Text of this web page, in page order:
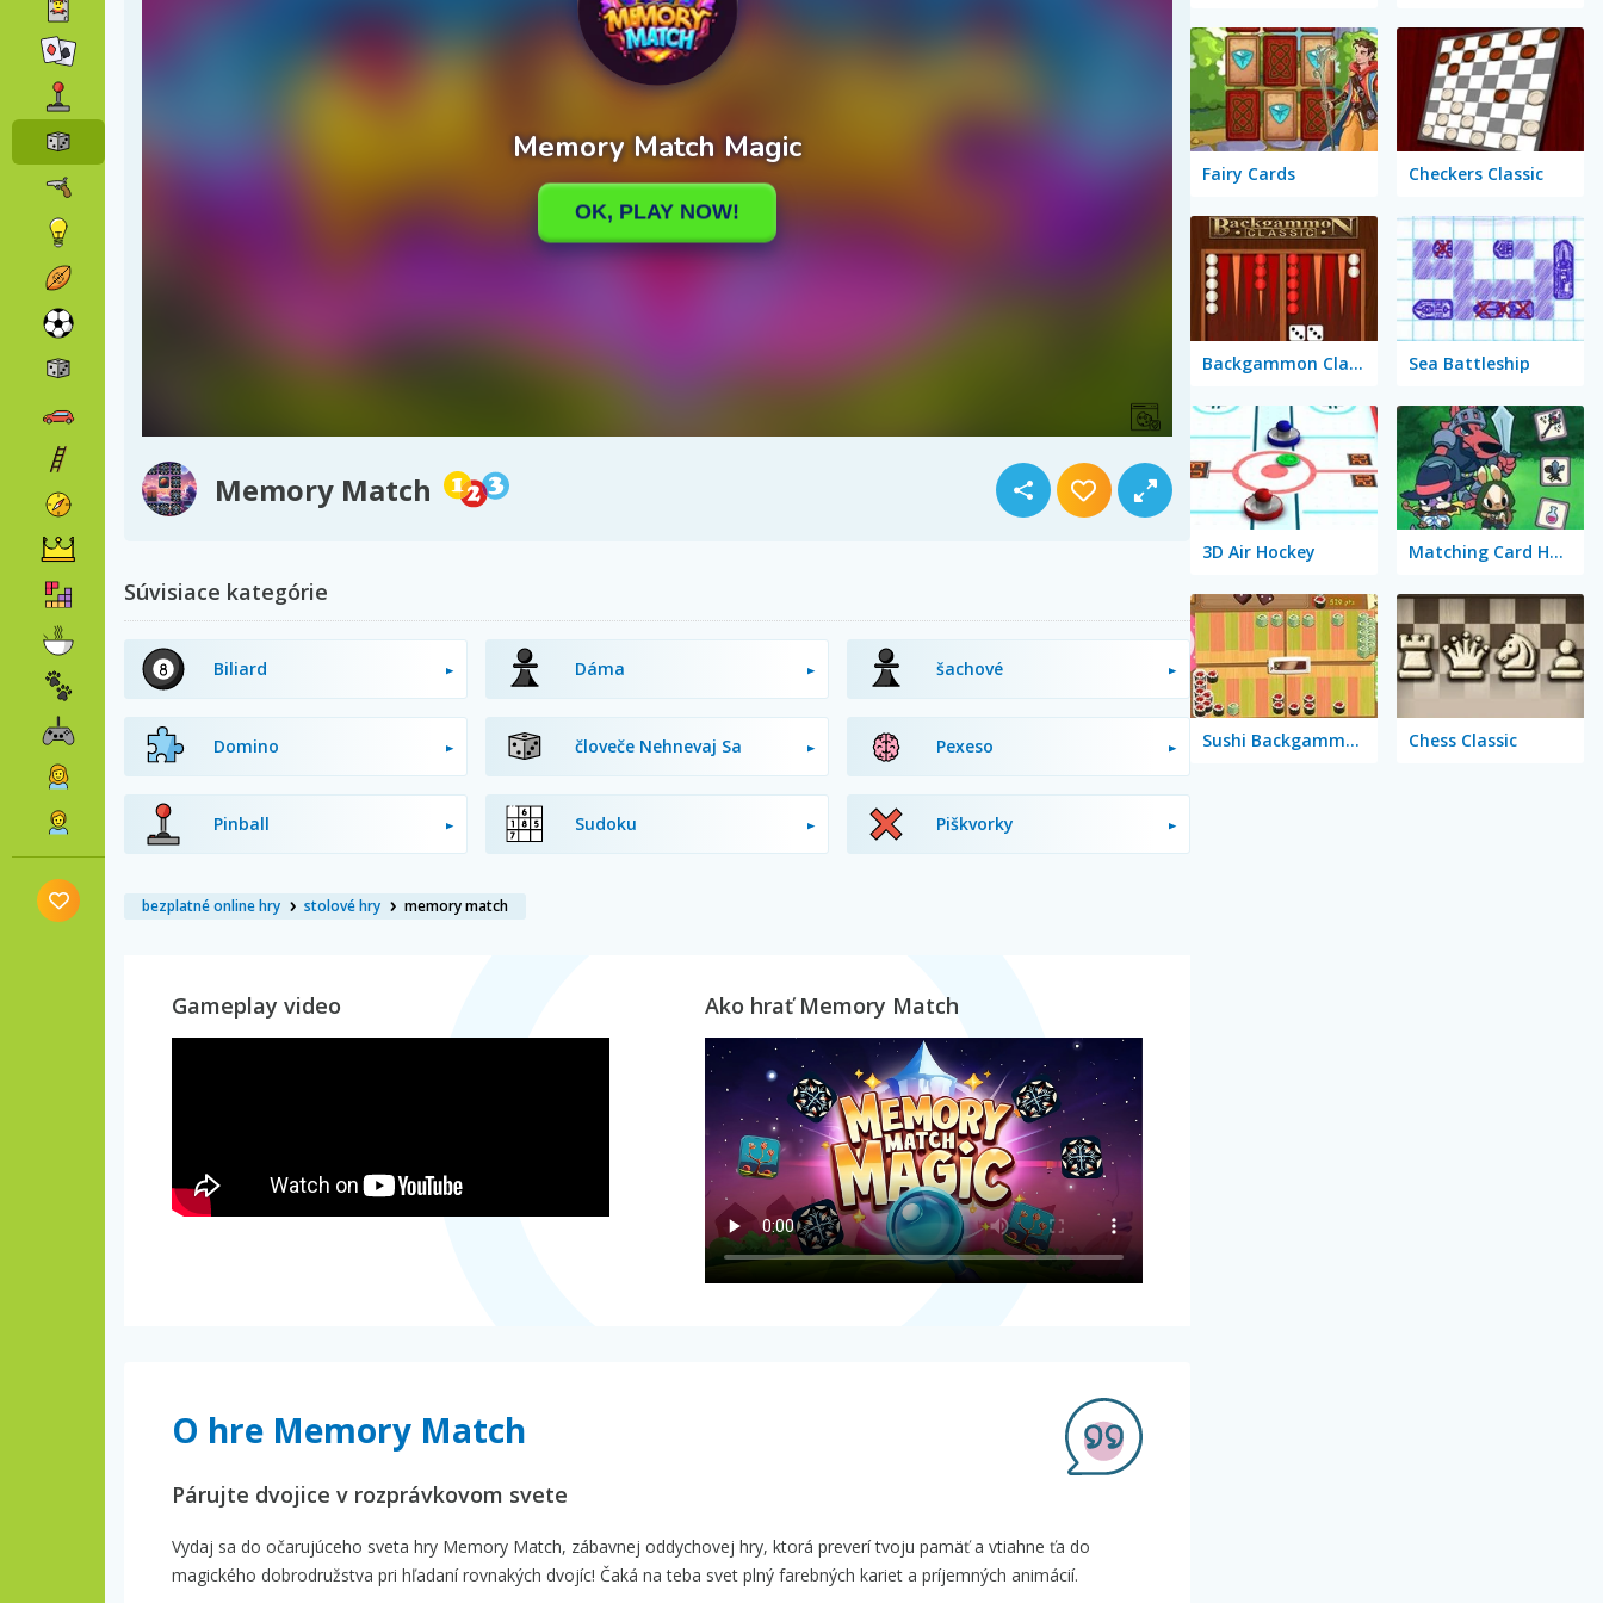
Memory Match
Súvisiace kategórie
Biliard Dáma šachové
Domino človeče Nehnevaj Sa Pexeso
Pinball Sudoku Piškvorky
bezplatné online hry stolové hry memory match
Gameplay video Ako hrať Memory Match
O hre Memory Match
Párujte dvojice v rozprávkovom svete
Vydaj sa do očarujúceho sveta hry Memory Match, zábavnej oddychovej hry, ktorá preverí tvoju pamäť a vtiahne ťa do
magického dobrodružstva pri hľadaní rovnakých dvojíc! Čaká na teba svet plný farebných kariet a príjemných animácií.
Fairy Cards Checkers Classic
Backgammon Classic Sea Battleship
3D Air Hockey Matching Card Heroes
Sushi Backgammon Chess Classic